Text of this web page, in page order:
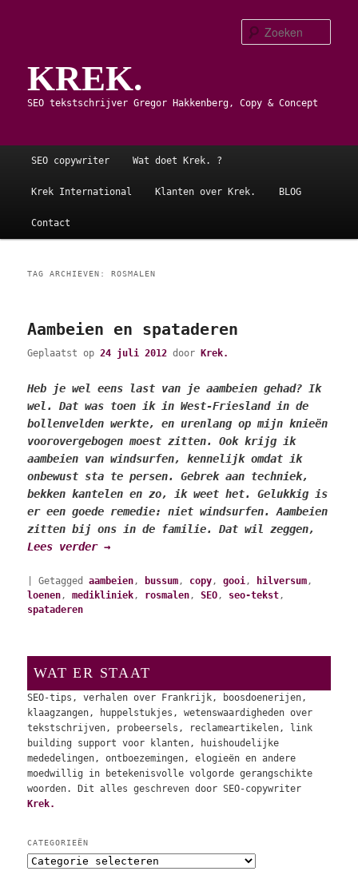
primaire
inhoud
secundaire
inhoudKREK.
SEO tekstschrijver Gregor Hakkenberg, Copy & Concept
Hoofdmenu
SEO copywriter Wat doet Krek. ?
Krek International Klanten over Krek. BLOG
Contact
TAG ARCHIEVEN:ROSMALEN
Aambeien en spataderen
Geplaatst op24 juli 2012 doorKrek.
Heb je wel eens last van je aambeien gehad? Ik
wel. Dat was toen ik in West-Friesland in de
bollenvelden werkte, en urenlang op mijn knieën
voorovergebogen moest zitten. Ook krijg ik
aambeien van windsurfen, kennelijk omdat ik
onbewust sta te persen. Gebrek aan techniek,
bekken kantelen en zo, ik weet het. Gelukkig is
er een goede remedie: niet windsurfen. Aambeien
zitten bij ons in de familie. Dat wil zeggen,
Lees verder→
|Getagged aambeien, bussum, copy,gooi, hilversum,
loenen,medikliniek, rosmalen,SEO, seo-tekst,
spataderen
WAT ER STAAT
SEO-tips, verhalen over Frankrijk, boosdoenerijen,
klaagzangen, huppelstukjes, wetenswaardigheden over
tekstschrijven, probeersels, reclameartikelen, link
building support voor klanten, huishoudelijke
mededelingen, ontboezemingen, elogieën en andere
moedwillig in betekenisvolle volgorde gerangschikte
woorden. Dit alles geschreven door SEO-copywriter
Krek.
CATEGORIEËN
C